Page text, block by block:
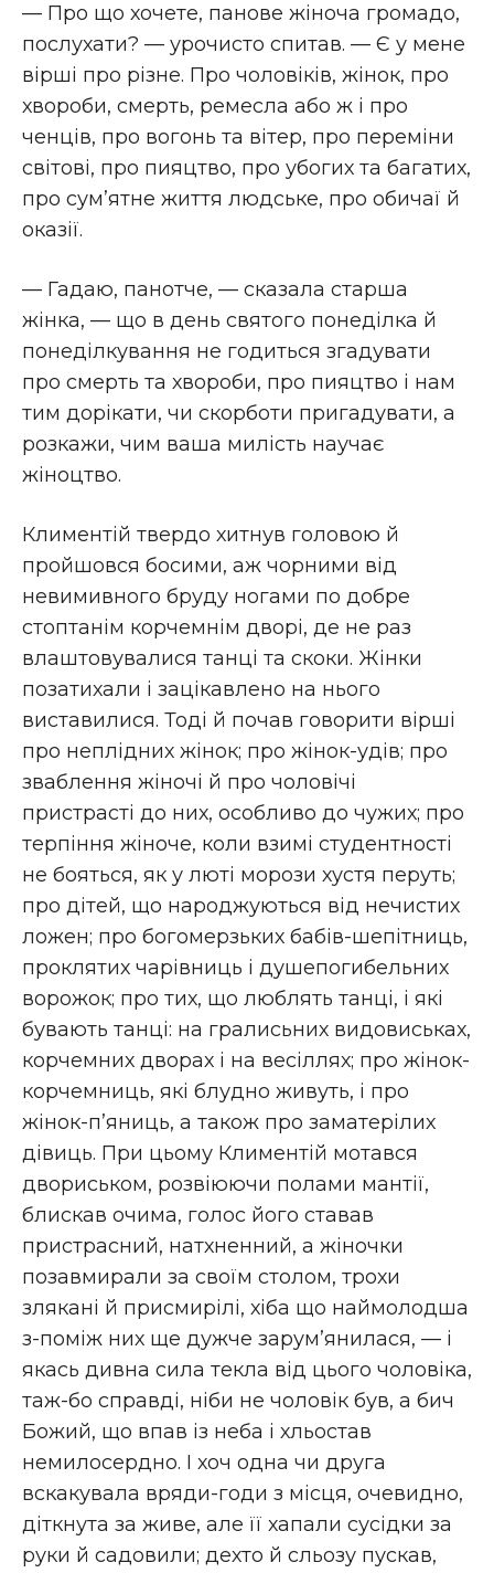
— Про що хочете, панове жіноча громадо,
послухати? — урочисто спитав. — Є у мене
вірші про різне. Про чоловіків, жінок, про
хвороби, смерть, ремесла або ж і про
ченців, про вогонь та вітер, про переміни
світові, про пияцтво, про убогих та багатих,
про сум’ятне життя людське, про обичаї й
оказії.
— Гадаю, панотче, — сказала старша
жінка, — що в день святого понеділка й
понеділкування не годиться згадувати
про смерть та хвороби, про пияцтво і нам
тим дорікати, чи скорботи пригадувати, а
розкажи, чим ваша милість научає
жіноцтво.
Климентій твердо хитнув головою й
пройшовся босими, аж чорними від
невимивного бруду ногами по добре
стоптанім корчемнім дворі, де не раз
влаштовувалися танці та скоки. Жінки
позатихали і зацікавлено на нього
виставилися. Тоді й почав говорити вірші
про неплідних жінок; про жінок-удів; про
зваблення жіночі й про чоловічі
пристрасті до них, особливо до чужих; про
терпіння жіноче, коли взимі студентності
не бояться, як у люті морози хустя перуть;
про дітей, що народжуються від нечистих
ложен; про богомерзьких бабів-шепітниць,
проклятих чарівниць і душепогибельних
ворожок; про тих, що люблять танці, і які
бувають танці: на гралисьних видовиськах,
корчемних дворах і на весіллях; про жінок-
корчемниць, які блудно живуть, і про
жінок-п’яниць, а також про заматерілих
дівиць. При цьому Климентій мотався
двориськом, розвіюючи полами мантії,
блискав очима, голос його ставав
пристрасний, натхненний, а жіночки
позавмирали за своїм столом, трохи
злякані й присмирілі, хіба що наймолодша
з-поміж них ще дужче зарум’янилася, — і
якась дивна сила текла від цього чоловіка,
таж-бо справді, ніби не чоловік був, а бич
Божий, що впав із неба і хльостав
немилосердно. І хоч одна чи друга
вскакувала вряди-годи з місця, очевидно,
діткнута за живе, але її хапали сусідки за
руки й садовили; дехто й сльозу пускав,